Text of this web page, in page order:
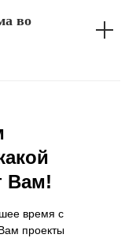
во
Вам!
время с
проекты